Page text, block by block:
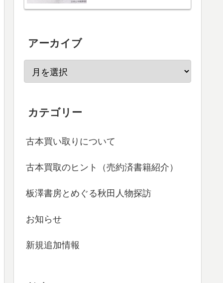
アーカイブ
カテゴリー
古本買い取りについて
古本買取のヒント（売約済書籍紹介）
板澤書房とめぐる秋田人物探訪
お知らせ
新規追加情報